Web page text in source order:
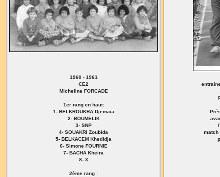
1960 - 1961
CE2
Micheline FORCADE
1er rang en haut:
1- BELKROUKRA Djemaia
2- BOUMELIK
3- SNP
4- SOUAKRI Zoubida
5- BELKACEM Khedidja
6- Simone FOURNIE
7- BACHA Kheira
8- X
2ème rang :
match